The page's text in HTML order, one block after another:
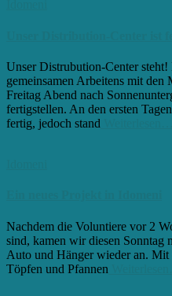
Unser Distrubution-Center steht!
gemeinsamen Arbeitens mit
Freitag Abend nach
fertigstellen. An den ersten
fertig, jedoch stand
Nachdem die Voluntiere vor 2
sind, kamen wir diesen Sonntag
Auto und Hänger wieder an.
Töpfen und Pfannen